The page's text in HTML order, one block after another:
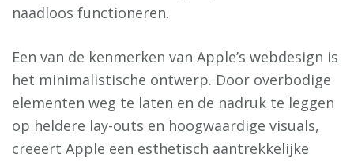
naadloos functioneren.
Een van de kenmerken van Apple’s webdesign is
het minimalistische ontwerp. Door overbodige
elementen weg te laten en de nadruk te leggen
op heldere lay-outs en hoogwaardige visuals,
creëert Apple een esthetisch aantrekkelijke